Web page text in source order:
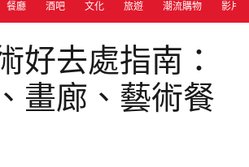
餐廳 酒吧 文化 旅遊 潮流購物 影片
M+ | West Kowloon
好去處指南：
畫廊、藝術餐